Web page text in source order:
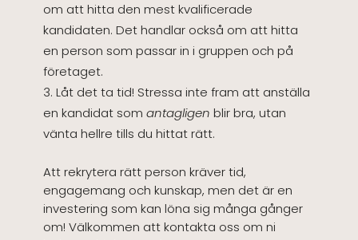
om att hitta den mest kvalificerade
kandidaten. Det handlar också om att hitta
en person som passar in i gruppen och på
företaget.
Låt det ta tid! Stressa inte fram att anställa
en kandidat som antagligen blir bra, utan
vänta hellre tills du hittat rätt.
Att rekrytera rätt person kräver tid,
engagemang och kunskap, men det är en
investering som kan löna sig många gånger
om! Välkommen att kontakta oss om ni